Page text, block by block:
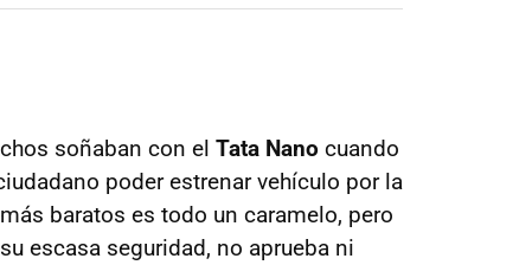
soñaban con el Tata Nano cuando
poder estrenar vehículo por la
baratos es todo un caramelo, pero
escasa seguridad, no aprueba ni